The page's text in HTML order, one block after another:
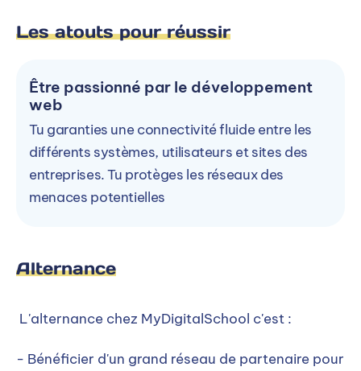
Les atouts pour réussir
Être passionné par le développement
web
Tu garanties une connectivité fluide entre les
différents systèmes, utilisateurs et sites des
entreprises. Tu protèges les réseaux des
menaces potentielles
Alternance
L'alternance chez MyDigitalSchool c'est :
- Bénéficier d'un grand réseau de partenaire pour